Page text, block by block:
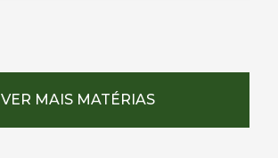
VER MAIS MATÉRIAS